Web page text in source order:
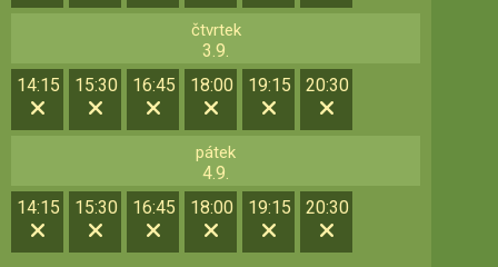
čtvrtek
3.9.
14:15
15:30 16:45 18:00 19:15 20:30
pátek
4.9.
14:15
15:30 16:45 18:00 19:15 20:30